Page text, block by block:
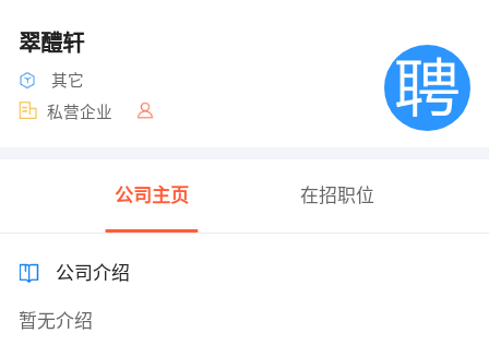
翠醴轩
其它
私营企业
公司主页 在招职位
公司介绍
暂无介绍